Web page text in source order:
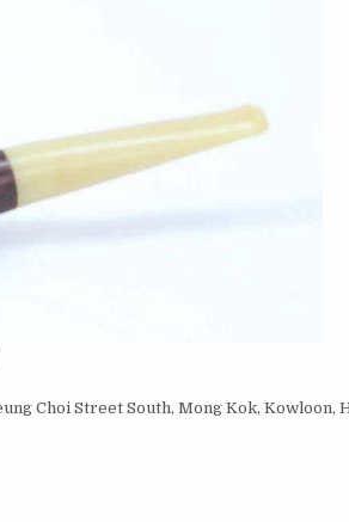
Choi Street South, Mong Kok, Kowloon,